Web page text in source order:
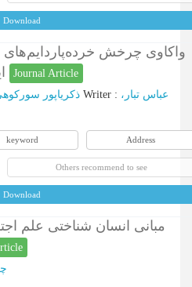
Download
واکاوی چرخش
Journal Article
ذکریاپور Writer : عباس تبار،
keyword Address
Others recommend to see
Download
مبانی انسان شناختی علم